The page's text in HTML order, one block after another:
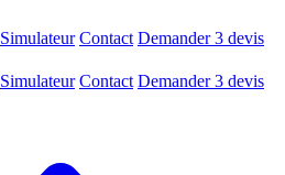
Simulateur Contact Demander 3 devis
Simulateur Contact Demander 3 devis